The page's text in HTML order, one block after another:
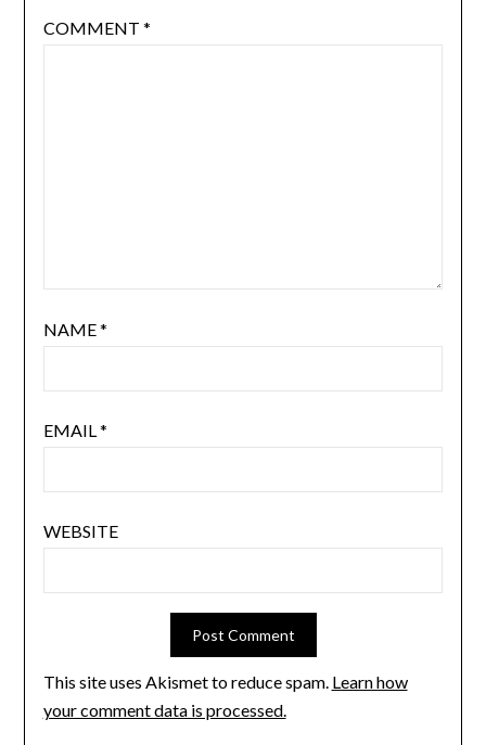
COMMENT *
NAME*
EMAIL*
WEBSITE
This site uses Akismet to reduce spam. Learn how
your comment data is processed.